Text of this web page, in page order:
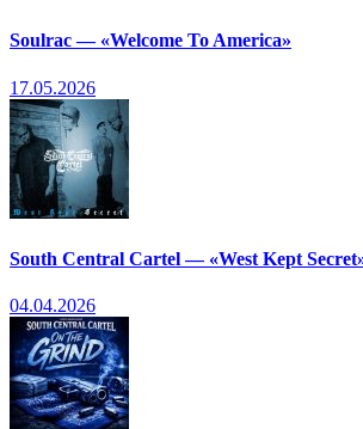
Soulrac — «Welcome To America»
17.05.2026
South Central Cartel — «West Kept
04.04.2026